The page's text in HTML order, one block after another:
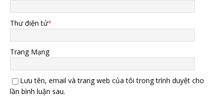
Thư điện tử*
Trang Mạng
Lưu tên, email và trang web của tôi trong trình duyệt cho
lần bình luận sau.